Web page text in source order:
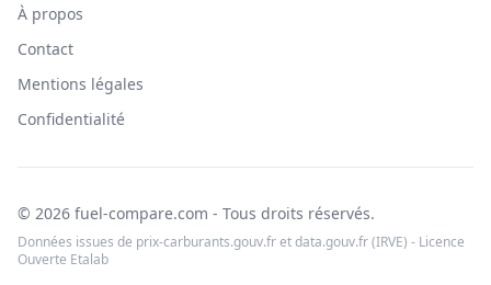
À propos
Contact
Mentions légales
Confidentialité
© 2026 fuel-compare.com - Tous droits réservés.
Données issues de prix-carburants.gouv.fr et data.gouv.fr (IRVE) - Licence
Ouverte Etalab